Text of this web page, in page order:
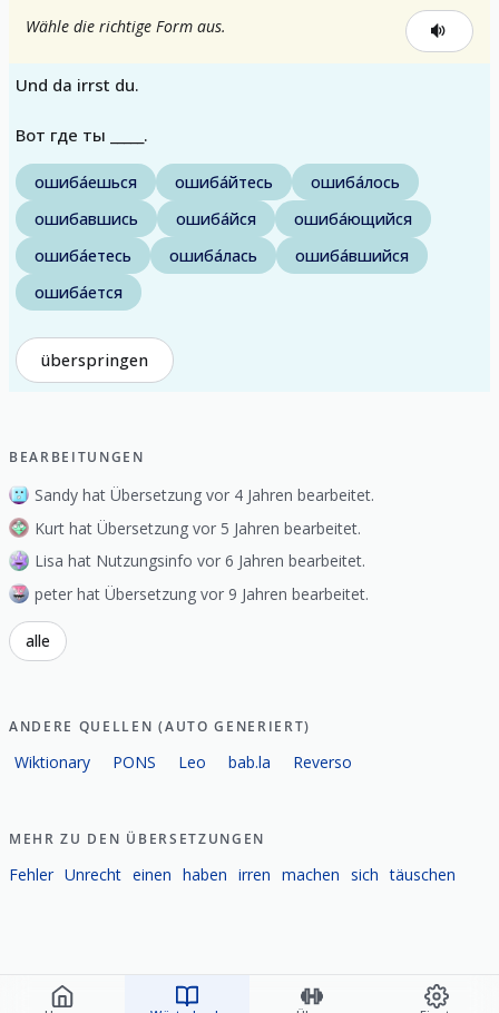
Wähle die richtige Form aus.
Und da irrst du.
Вот где ты _____.
ошиба́ешься ошиба́йтесь
ошиба́лось
ошибавшись
ошиба́йся
ошиба́ющийся
ошиба́етесь
ошиба́лась
ошиба́вшийся
ошиба́ется
überspringen
BEARBEITUNGEN
Sandy hat Übersetzung vor 4 Jahren bearbeitet.
Kurt hat Übersetzung vor 5 Jahren bearbeitet.
Lisa hat Nutzungsinfo vor 6 Jahren bearbeitet.
peter hat Übersetzung vor 9 Jahren bearbeitet.
alle
ANDERE QUELLEN (AUTO GENERIERT)
Wiktionary PONS Leo bab.la Reverso
MEHR ZU DEN ÜBERSETZUNGEN
Fehler Unrecht einen haben irren machen sich täuschen